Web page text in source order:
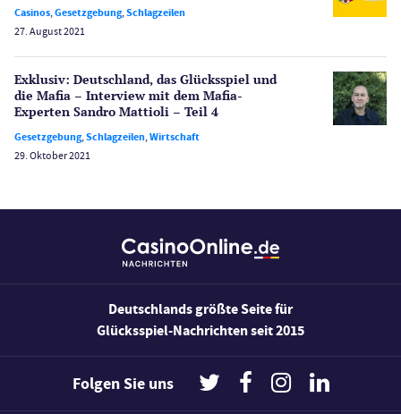
Sport
Wetten
Wirtschaft
Bonus Ohne Einzahlung
Slot Freispiele
Casinos,Gesetzgebung,Schlagzeilen
27. August 2021
Exklusiv: Deutschland, das Glücksspiel und
die Mafia – Interview mit dem Mafia-
Experten Sandro Mattioli – Teil 4
Gesetzgebung,Schlagzeilen,Wirtschaft
29. Oktober 2021
Deutschlands größte Seite für
Glücksspiel-Nachrichten seit 2015
Folgen Sie uns